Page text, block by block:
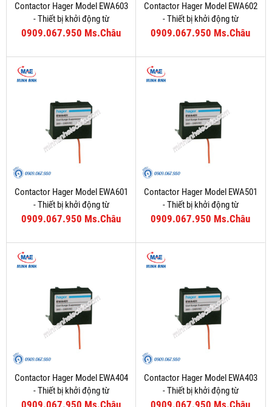
Contactor Hager Model EWA603
- Thiết bị khởi động từ
0909.067.950 Ms.Châu
Contactor Hager Model EWA602
- Thiết bị khởi động từ
0909.067.950 Ms.Châu
Contactor Hager Model EWA601
- Thiết bị khởi động từ
0909.067.950 Ms.Châu
Contactor Hager Model EWA501
- Thiết bị khởi động từ
0909.067.950 Ms.Châu
Contactor Hager Model EWA404
- Thiết bị khởi động từ
Contactor Hager Model EWA403
- Thiết bị khởi động từ